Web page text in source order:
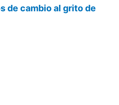
de cambio al grito de